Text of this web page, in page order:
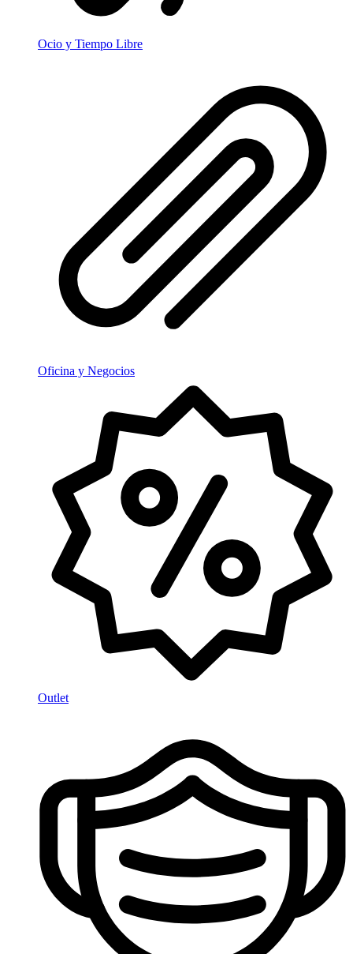
Ocio y Tiempo Libre
Oficina y Negocios
Outlet